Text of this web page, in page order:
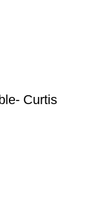
Curtis